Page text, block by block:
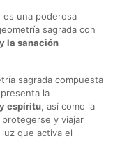
es una poderosa
sagrada con
la sanación
sagrada compuesta
la
espíritu, así como la
protegerse y viajar
que activa el